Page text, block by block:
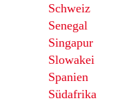
Schweiz
Senegal
Singapur
Slowakei
Spanien
Südafrika